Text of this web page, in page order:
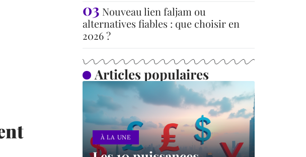
Nouveau lien faljam ou
alternatives fiables : que choisir en
2026 ?
Articles populaires
À LA UNE